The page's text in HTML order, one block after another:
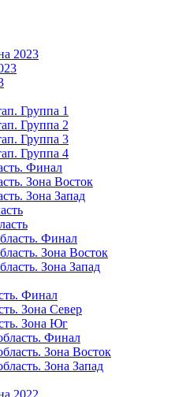
2023
Группа 1
Группа 2
Группа 3
Группа 4
Финал
Зона Восток
Зона Запад
Финал
Зона Восток
Зона Запад
Финал
Зона Север
Зона Юг
Финал
Зона Восток
Зона Запад
2022